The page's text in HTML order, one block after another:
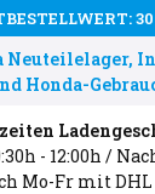
30
Neuteilelager,
Honda-
- 12:00h /
Mo-Fr mit DHL